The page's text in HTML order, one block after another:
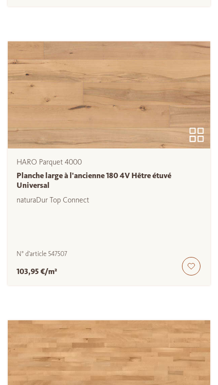
HARO Parquet 4000
Planche large à l'ancienne 180 4V Hêtre étuvé
Universal
naturaDur Top Connect
N° d'article 547507
103,95 €/m²